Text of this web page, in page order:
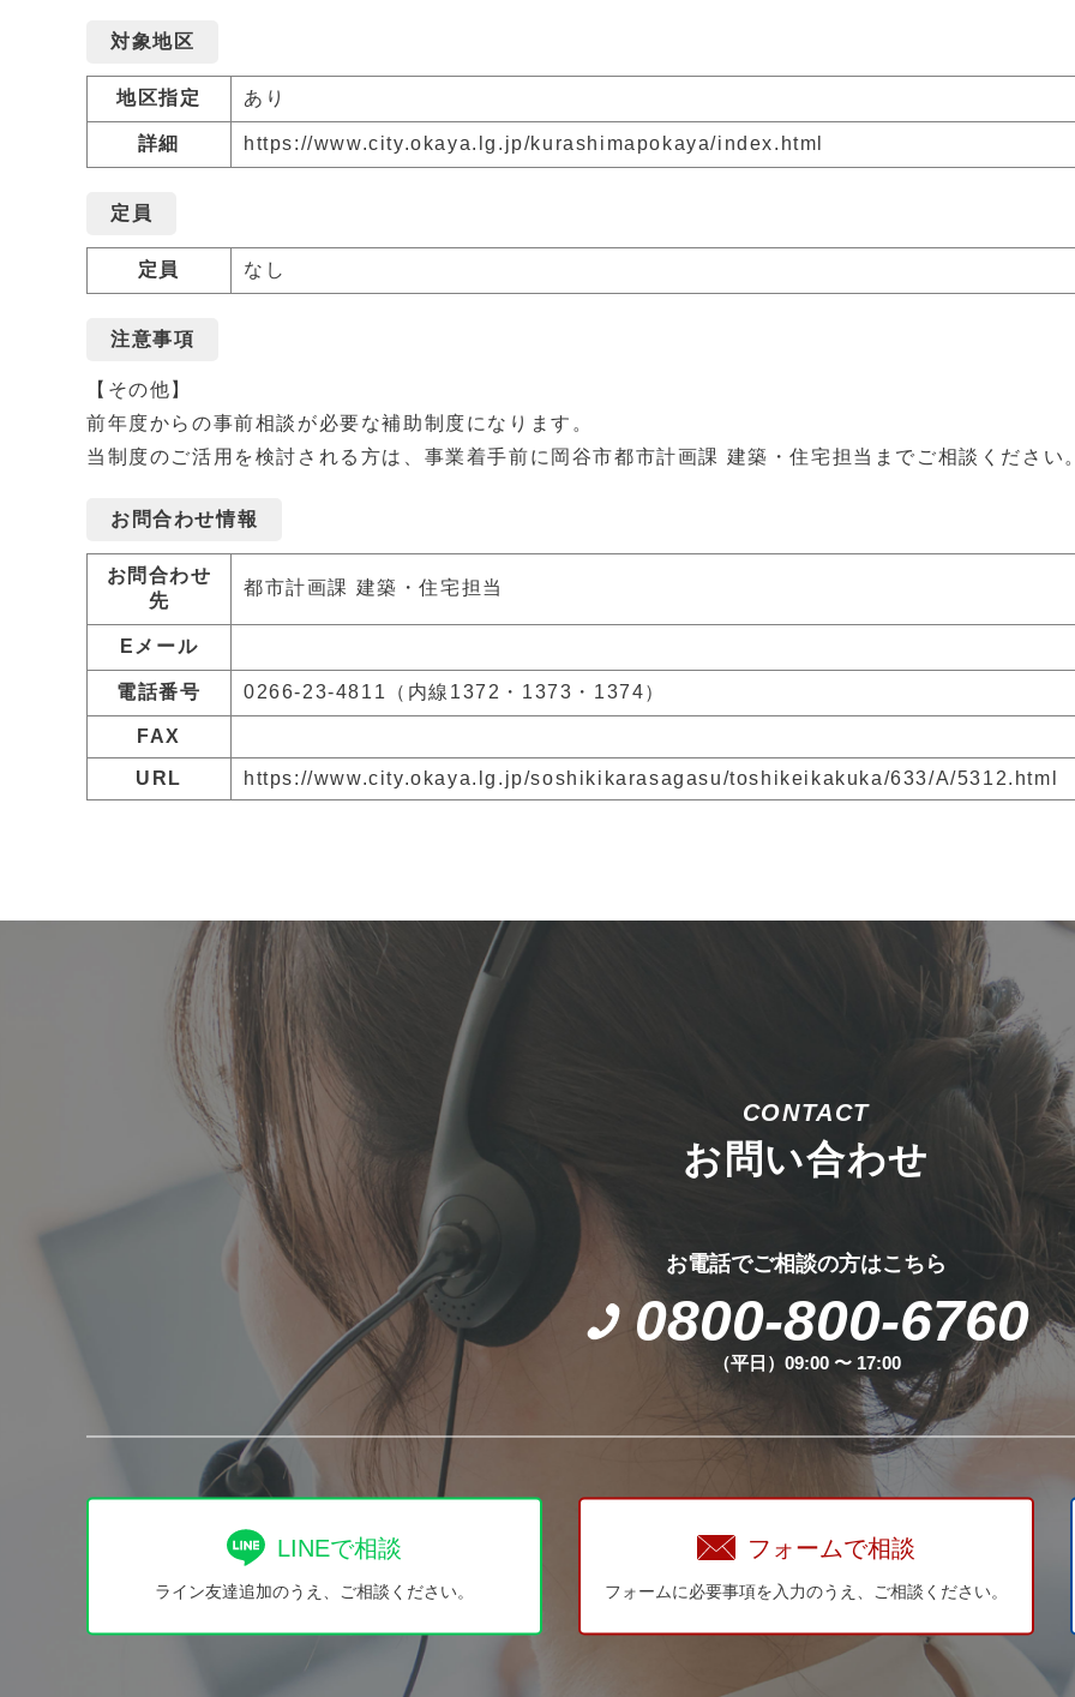
対象地区
地区指定 あり
詳細 https://www.city.okaya.lg.jp/kurashimapokaya/index.html
定員
定員 なし
注意事項
【その他】
前年度からの事前相談が必要な補助制度になります。
当制度のご活用を検討される方は、事業着手前に岡谷市都市計画課 建築・住宅担当までご相談ください
お問合わせ情報
お問合わせ
先
都市計画課 建築・住宅担当
Eメール
電話番号 0266-23-4811（内線1372・1373・1374）
FAX
URL https://www.city.okaya.lg.jp/soshikikarasagasu/toshikeikakuka/633/A/5312.html
CONTACT
お問い合わせ
お電話でご相談の方はこちら
0800-800-6760
（平日）09:00 〜 17:00
LINEで相談
ライン友達追加のうえ、ご相談ください。
フォームで相談
フォームに必要事項を入力のうえ、ご相談ください。